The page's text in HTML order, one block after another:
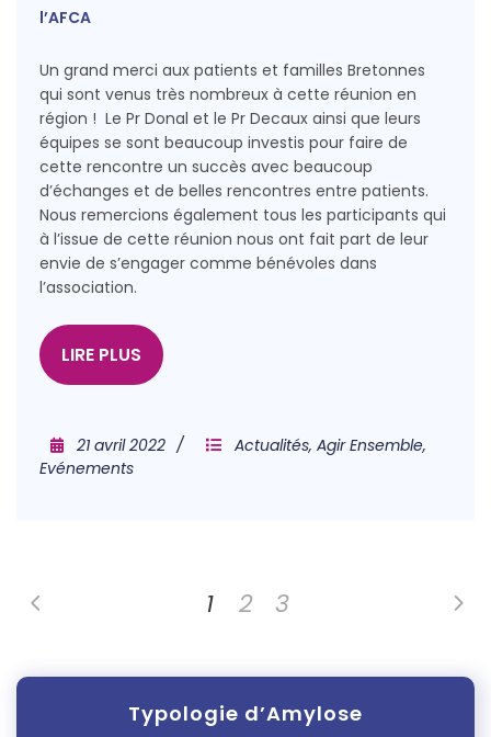
l’AFCA
Un grand merci aux patients et familles Bretonnes
qui sont venus très nombreux à cette réunion en
région ! Le Pr Donal et le Pr Decaux ainsi que leurs
équipes se sont beaucoup investis pour faire de
cette rencontre un succès avec beaucoup
d’échanges et de belles rencontres entre patients.
Nous remercions également tous les participants qui
à l’issue de cette réunion nous ont fait part de leur
envie de s’engager comme bénévoles dans
l’association.
LIRE PLUS
21 avril 2022 Actualités, Agir Ensemble,
Evénements
1 2 3
Typologie d’Amylose